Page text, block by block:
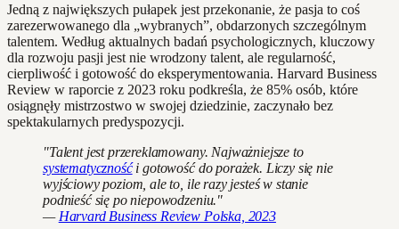
Jedną z największych pułapek jest przekonanie, że pasja to coś
zarezerwowanego dla „wybranych”, obdarzonych szczególnym
talentem. Według aktualnych badań psychologicznych, kluczowy
dla rozwoju pasji jest nie wrodzony talent, ale regularność,
cierpliwość i gotowość do eksperymentowania. Harvard Business
Review w raporcie z 2023 roku podkreśla, że 85% osób, które
osiągnęły mistrzostwo w swojej dziedzinie, zaczynało bez
spektakularnych predyspozycji.
"Talent jest przereklamowany. Najważniejsze to
systematycznośći gotowość do porażek. Liczy się nie
wyjściowy poziom, ale to, ile razy jesteś w stanie
podnieść się po niepowodzeniu."
— Harvard Business Review Polska, 2023